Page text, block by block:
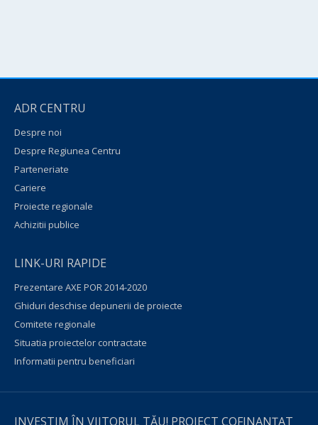
ADR CENTRU
Despre noi
Despre Regiunea Centru
Parteneriate
Cariere
Proiecte regionale
Achizitii publice
LINK-URI RAPIDE
Prezentare AXE POR 2014-2020
Ghiduri deschise depunerii de proiecte
Comitete regionale
Situatia proiectelor contractate
Informatii pentru beneficiari
INVESTIM ÎN VIITORUL TĂU! PROIECT COFINANȚAT